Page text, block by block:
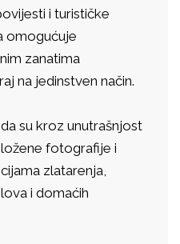
i turističke
omogućuje
zanatima
na jedinstven način.
su kroz unutrašnjost
fotografije i
zlatarenja,
i domaćih